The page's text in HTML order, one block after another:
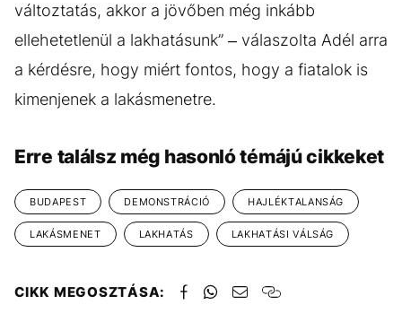
változtatás, akkor a jövőben még inkább
ellehetetlenül a lakhatásunk” – válaszolta Adél arra
a kérdésre, hogy miért fontos, hogy a fiatalok is
kimenjenek a lakásmenetre.
Erre találsz még hasonló témájú cikkeket
BUDAPEST DEMONSTRÁCIÓ HAJLÉKTALANSÁG
LAKÁSMENET LAKHATÁS LAKHATÁSI VÁLSÁG
CIKK MEGOSZTÁSA: